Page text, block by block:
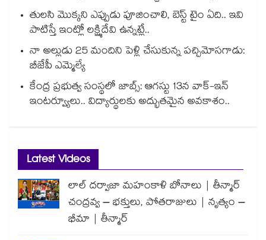
తులసి మొక్కని ఎప్పుడు పూజించాలి, బెస్ట్ టైం ఏది.. ఇవి
పాటిస్తే ఇంట్లో లక్ష్మిదేవి ఉన్నట్లే..
నా అల్లుడు 25 మందిని పెళ్లి చేసుకున్న పచ్చిమోసగాడు:
బీజేపీ ఎమ్మెల్యే
కేంద్ర ప్రభుత్వ సంస్థలో జాబ్స్: ఆగస్టు 13న వాక్-ఇన్
ఇంటర్వ్యూలు.. విద్యార్థులకు అద్భుతమైన అవకాశం..
Latest Videos
లాల్ దర్వాజా మహంకాళి బోనాలు | తీన్మార్
చంద్రవ్వ – భక్తులు, పోతరాజులు | నృత్యం –
భీమా | తీన్మార్